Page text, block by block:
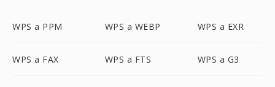
WPS a PPM WPS a WEBP WPS a EXR
WPS a FAX WPS a FTS WPS a G3